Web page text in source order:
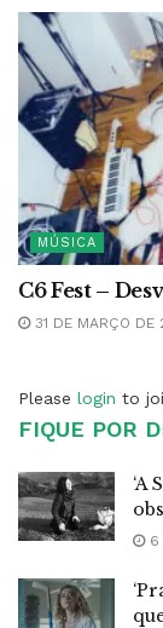
MÚSICA
C6 Fest –
31 DE MARÇO DE
Please login to
FIQUE POR
‘A
6